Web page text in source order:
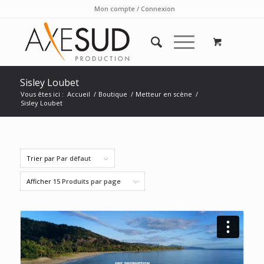
Mon compte / Connexion
Sisley Loubet
Vous êtes ici : Accueil / Boutique / Metteur en scène /
Sisley Loubet
Trier par Par défaut
Afficher 15 Produits par page